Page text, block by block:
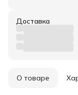
Доставка
О товаре